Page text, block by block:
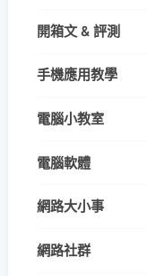
開箱文 & 評測
手機應用教學
電腦小教室
電腦軟體
網路大小事
網路社群